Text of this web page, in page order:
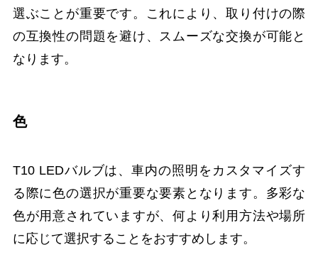
選ぶことが重要です。これにより、取り付けの際
の互換性の問題を避け、スムーズな交換が可能と
なります。
色
T10 LEDバルブは、車内の照明をカスタマイズす
る際に色の選択が重要な要素となります。多彩な
色が用意されていますが、何より利用方法や場所
に応じて選択することをおすすめします。